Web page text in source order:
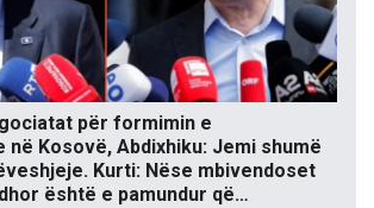
për formimin e
Kosovë, Abdixhiku: Jemi shumë
Kurti: Nëse mbivendoset
është e pamundur që…